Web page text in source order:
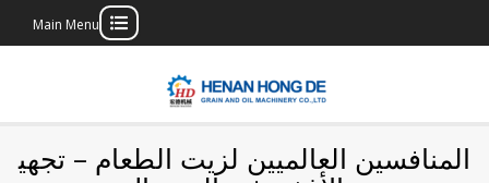
Main Menu
بناء مصنع إنتاج
المنافسين العالميين لزيت الطعام – تجهي